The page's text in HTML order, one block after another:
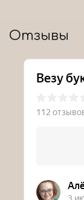
Отзывы